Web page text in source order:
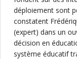
déploiement sont
constatent
(expert) dans un
décision en
système éducatif